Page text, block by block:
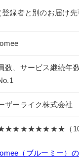
登録者と別のお届け先
数、サービス継続年
ザーライク株式会社
（10
（ブルーミー）